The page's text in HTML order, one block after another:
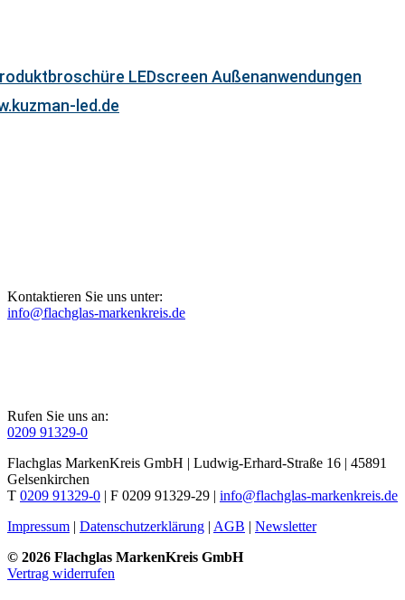
LEDscreen Außenanwendungen
led.de
Kontaktieren Sie uns unter:
info@flachglas-markenkreis.de
Rufen Sie uns an:
0209 91329-0
Flachglas MarkenKreis GmbH | Ludwig-Erhard-Straße 16 | 45891
Gelsenkirchen
T 0209 91329-0 | F 0209 91329-29 | info@flachglas-markenkreis.de
Impressum | Datenschutzerklärung | AGB | Newsletter
© 2026 Flachglas MarkenKreis GmbH
Vertrag widerrufen